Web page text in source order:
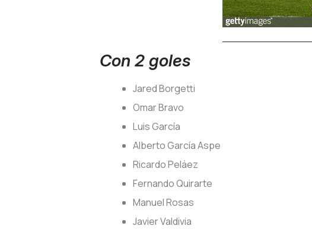
Con 2 goles
Jared Borgetti
Omar Bravo
Luis García
Alberto García Aspe
Ricardo Peláez
Fernando Quirarte
Manuel Rosas
Javier Valdivia